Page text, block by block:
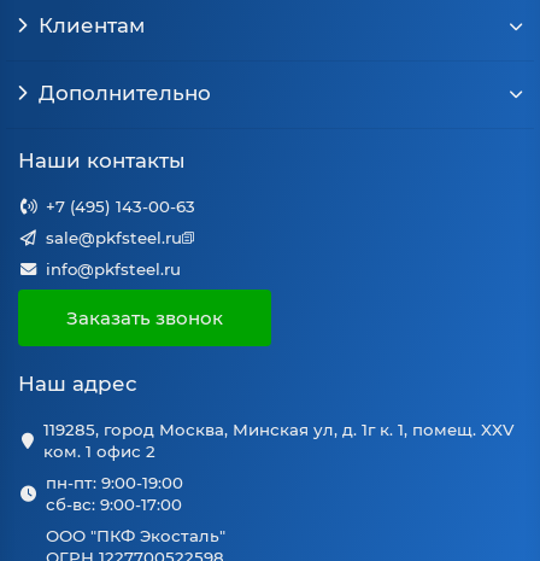
Клиентам
Дополнительно
Наши контакты
+7 (495) 143-00-63
sale@pkfsteel.ru
info@pkfsteel.ru
Заказать звонок
Наш адрес
119285, город Москва, Минская ул, д. 1г к. 1, помещ. XXV
ком. 1 офис 2
пн-пт: 9:00-19:00
сб-вс: 9:00-17:00
ООО "ПКФ Экосталь"